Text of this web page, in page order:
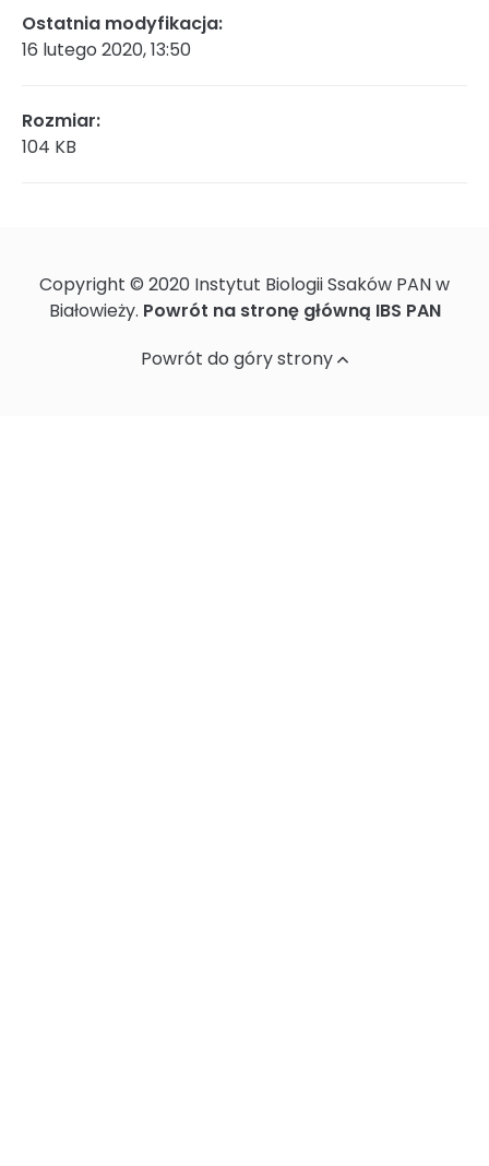
Konkursy na stanowiska
Zamówienia publiczne
Ochrona danych osobowych
Ostatnia modyfikacja:
16 lutego 2020, 13:50
Rozmiar:
104 KB
Copyright © 2020 Instytut Biologii Ssaków PAN w
Białowieży. Powrót na stronę główną IBS PAN
Powrót do góry strony